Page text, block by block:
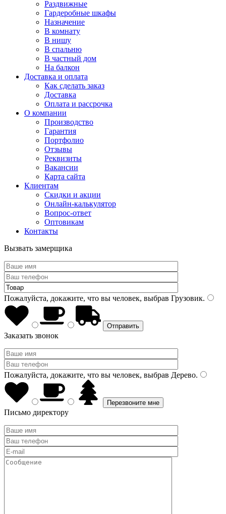
Раздвижные
Гардеробные шкафы
Назначение
В комнату
В нишу
В спальню
В частный дом
На балкон
Доставка и оплата
Как сделать заказ
Доставка
Оплата и рассрочка
О компании
Производство
Гарантия
Портфолио
Отзывы
Реквизиты
Вакансии
Карта сайта
Клиентам
Скидки и акции
Онлайн-калькулятор
Вопрос-ответ
Оптовикам
Контакты
Вызвать замерщика
Пожалуйста, докажите, что вы человек, выбрав Грузовик.
Заказать звонок
Пожалуйста, докажите, что вы человек, выбрав Дерево.
Письмо директору